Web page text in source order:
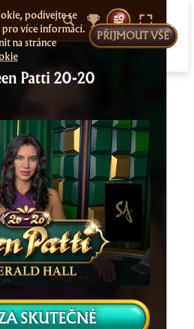
Patti 20-20
SKUTEČNÉ
podívejte se
pro více informací.
na stránce
PŘIJMOUT VŠE